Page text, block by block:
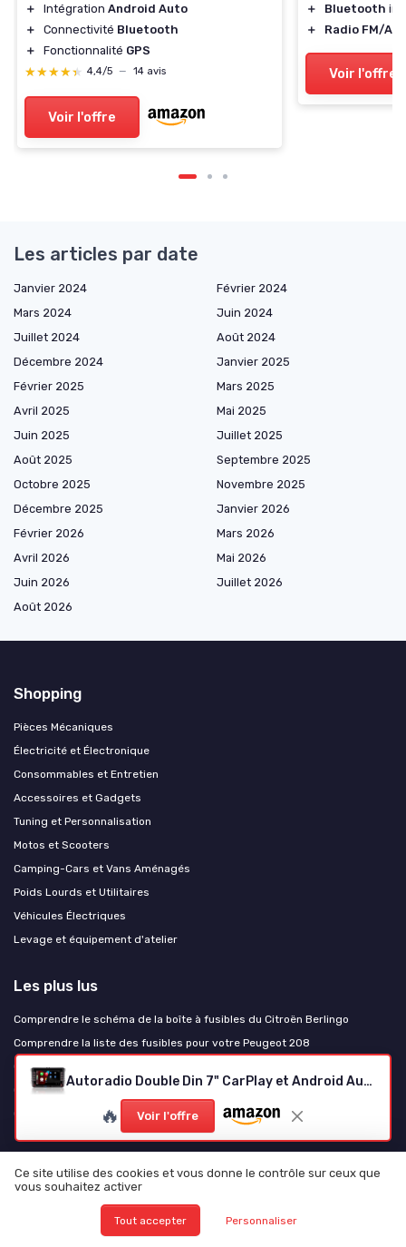
＋
Intégration Android Auto
＋
Connectivité Bluetooth
＋
Fonctionnalité GPS
★★★★★
★★★★★ 4,4/5 — 14 avis
Voir l'offre
＋
Bluetooth
＋
Radio FM/AM
Voir l'offre
Autoradio Double Din 7" CarPlay et Android Auto
🔥 Voir l'offre
Les articles par date
Janvier 2024
Février 2024
Mars 2024
Juin 2024
Juillet 2024
Août 2024
Décembre 2024
Janvier 2025
Février 2025
Mars 2025
Avril 2025
Mai 2025
Juin 2025
Juillet 2025
Août 2025
Septembre 2025
Octobre 2025
Novembre 2025
Décembre 2025
Janvier 2026
Février 2026
Mars 2026
Avril 2026
Mai 2026
Juin 2026
Juillet 2026
Août 2026
Shopping
Pièces Mécaniques
Électricité et Électronique
Consommables et Entretien
Accessoires et Gadgets
Tuning et Personnalisation
Motos et Scooters
Camping-Cars et Vans Aménagés
Poids Lourds et Utilitaires
Véhicules Électriques
Levage et équipement d'atelier
Les plus lus
Comprendre le schéma de la boîte à fusibles du Citroën Berlingo
Comprendre la liste des fusibles pour votre Peugeot 208
Comprendre le schéma des fusibles pour la Clio 3
Comprendre le schéma des fusibles pour le Partner 1.6 HDi
Comprendre le schéma des fusibles pour votre Renault Scénic 2
Test ECO-WORTHY 12V/24V 20A : un chargeur polyvalent qui fait le job
Test EXIDE AGM EK700 : une batterie costaud pour les voitures Start-
Ce site utilise des cookies et vous donne le contrôle sur ceux que
vous souhaitez activer
Tout accepter Personnaliser